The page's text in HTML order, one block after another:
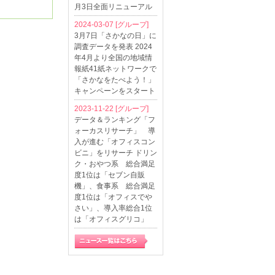
月3日全面リニューアル
2024-03-07 [グループ]
3月7日「さかなの日」に
調査データを発表 2024
年4月より全国の地域情
報紙41紙ネットワークで
「さかなをたべよう！」
キャンペーンをスタート
2023-11-22 [グループ]
データ＆ランキング「フ
ォーカスリサーチ」 導
入が進む「オフィスコン
ビニ」をリサーチ ドリン
ク・おやつ系 総合満足
度1位は「セブン自販
機」、食事系 総合満足
度1位は「オフィスでや
さい」、導入率総合1位
は「オフィスグリコ」